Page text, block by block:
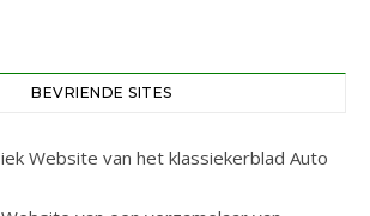
BEVRIENDE SITES
Website van het klassiekerblad Auto